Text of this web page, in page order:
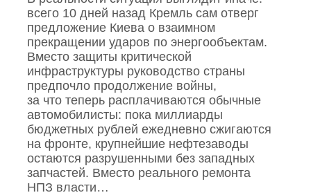
всего 10 дней назад Кремль сам отверг
предложение Киева о взаимном
прекращении ударов по энергообъектам.
Вместо защиты критической
инфраструктуры руководство страны
предпочло продолжение войны,
за что теперь расплачиваются обычные
автомобилисты: пока миллиарды
бюджетных рублей ежедневно сжигаются
на фронте, крупнейшие нефтезаводы
остаются разрушенными без западных
запчастей. Вместо реального ремонта
НПЗ власти…